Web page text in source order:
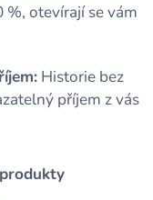
otevírají se vám
Historie bez
příjem z vás